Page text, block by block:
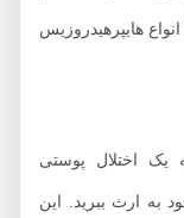
اختلال پوستی
ببرید. این